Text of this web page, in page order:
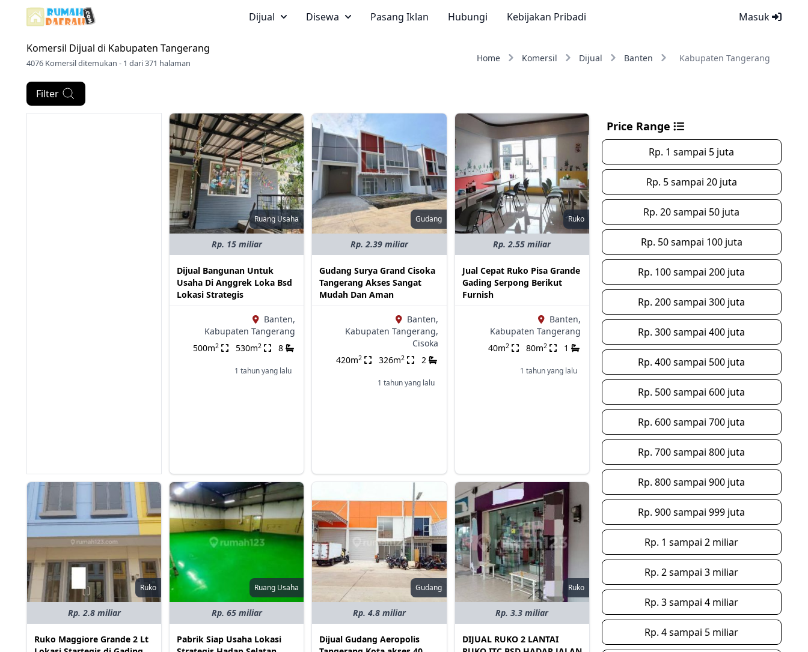
Masuk
Dijual Disewa Pasang Iklan Hubungi Kebijakan Pribadi
Komersil Dijual di Kabupaten Tangerang
4076 Komersil ditemukan - 1 dari 371 halaman Home Komersil Dijual Banten Kabupaten Tangerang
Filter
Ruang Usaha
Rp. 15 miliar
Dijual Bangunan Untuk
Usaha Di Anggrek Loka Bsd
Lokasi Strategis
Banten,
Kabupaten Tangerang
500m2 530m2 8
1 tahun yang lalu
Gudang
Rp. 2.39 miliar
Gudang Surya Grand Cisoka
Tangerang Akses Sangat
Mudah Dan Aman
Banten,
Kabupaten Tangerang,
Cisoka
420m2 326m2 2
1 tahun yang lalu
Ruko
Rp. 2.55 miliar
Jual Cepat Ruko Pisa Grande
Gading Serpong Berikut
Furnish
Banten,
Kabupaten Tangerang
40m2 80m2 1
1 tahun yang lalu
Ruko
Rp. 2.8 miliar
Ruko Maggiore Grande 2 Lt
Ruang Usaha
Rp. 65 miliar
Pabrik Siap Usaha Lokasi
Gudang
Rp. 4.8 miliar
Dijual Gudang Aeropolis
Ruko
Rp. 3.3 miliar
DIJUAL RUKO 2 LANTAI
Price Range
Rp. 1 sampai 5 juta
Rp. 5 sampai 20 juta
Rp. 20 sampai 50 juta
Rp. 50 sampai 100 juta
Rp. 100 sampai 200 juta
Rp. 200 sampai 300 juta
Rp. 300 sampai 400 juta
Rp. 400 sampai 500 juta
Rp. 500 sampai 600 juta
Rp. 600 sampai 700 juta
Rp. 700 sampai 800 juta
Rp. 800 sampai 900 juta
Rp. 900 sampai 999 juta
Rp. 1 sampai 2 miliar
Rp. 2 sampai 3 miliar
Rp. 3 sampai 4 miliar
Rp. 4 sampai 5 miliar